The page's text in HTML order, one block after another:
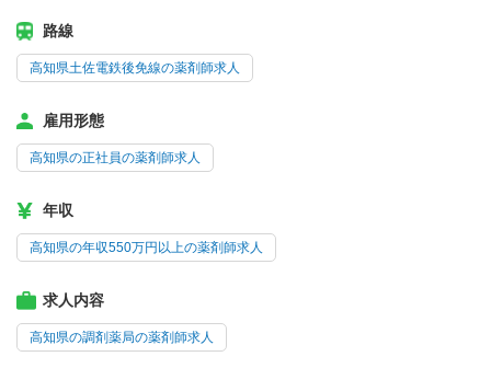
路線
高知県土佐電鉄後免線の薬剤師求人
雇用形態
高知県の正社員の薬剤師求人
年収
高知県の年収550万円以上の薬剤師求人
求人内容
高知県の調剤薬局の薬剤師求人